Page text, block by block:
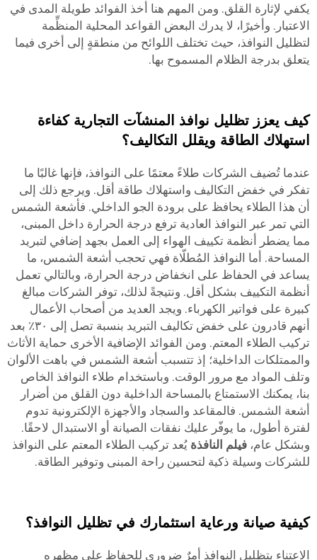
يكفي لإثارة القلق. ومن المهم هنا أخذ الفوائد طويلة المدى في
الاعتبار. وأخيرًا، لا يدرك البعض القواعد المحلية المنظِّمة
لتظليل النوافذ، حيث تختلف اللوائح من منطقةٍ إلى أخرى فيما
يتعلق بدرجة الظلام المسموح بها.
كيف يعزز تظليل نوافذ المنشآت التجارية كفاءة
استهلاك الطاقة ويقلل التكاليف؟
عندما تُضيف الشركات طلاءً معتمًا على النوافذ، فإنها غالبًا ما
تفكر في خفض التكاليف واستهلاك طاقة أقل. ويرجع ذلك إلى
أن هذا الطلاء يحافظ على برودة الجو الداخلي. فأشعة الشمس
التي تمر عبر النوافذ العادية ترفع درجة الحرارة داخل المبنى،
مما يضطر أنظمة تكييف الهواء إلى العمل بجهد إضافي لتبريد
المساحة. أما النوافذ المُطلّاة فهي تحجب أشعة الشمس، ما
يساعد في الحفاظ على انخفاض درجة الحرارة، وبالتالي تعمل
أنظمة التكييف بشكل أقل. ونتيجةً لذلك، توفر الشركات مبالغ
كبيرة على فواتير الكهرباء. ويجد العديد من أصحاب الأعمال
أنهم قادرون على خفض تكاليف التبريد بنسبة تصل إلى ٣٠٪ بعد
تركيب الطلاء المعتم. ومن الفوائد الإضافية الأخرى حماية الأثاث
والممتلكات الداخلية؛ إذ تتسبب أشعة الشمس في باهت الألوان
وتلف المواد مع مرور الوقت. وباستخدام طلاء النوافذ الخاص
بنا، يمكنك الاستمتاع بالمساحة الداخلية دون القلق من أضرار
أشعة الشمس. فالمقاعد والسجاد والأجهزة الإلكترونية تدوم
لفترة أطول، ما يوفّر عليك نفقات الصيانة أو الاستبدال لاحقًا.
وبشكل عام، فيلم النافذة يُعد تركيب الطلاء المعتم على النوافذ
للشركات وسيلة ذكية لتحسين راحة المبنى وتوفير الطاقة.
كيفية صيانة ورعاية استثمارك في تظليل النوافذ؟
الاعتناء بتظليل النوافذ أمرٌ ضروري للحفاظ على مظهره